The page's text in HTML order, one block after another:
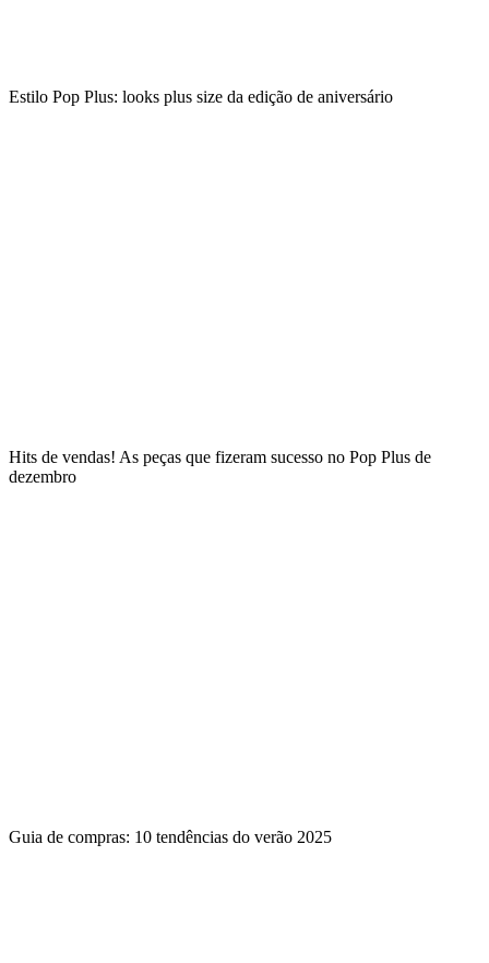
Estilo Pop Plus: looks plus size da edição de aniversário
Hits de vendas! As peças que fizeram sucesso no Pop Plus de
dezembro
Guia de compras: 10 tendências do verão 2025